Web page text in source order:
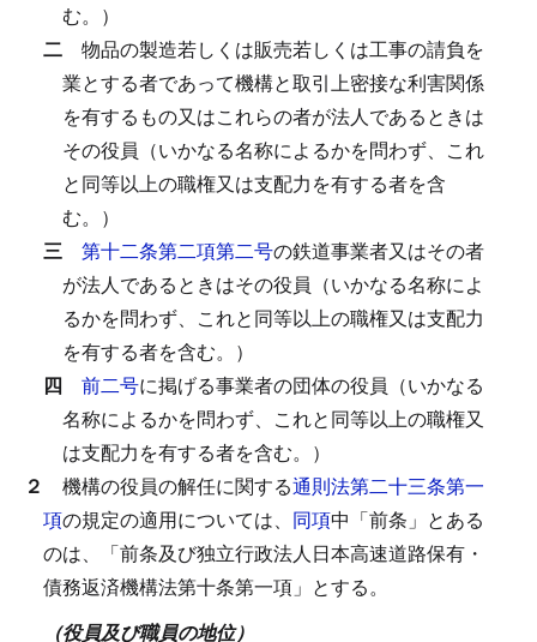
む。）
二 物品の製造若しくは販売若しくは工事の請負を
業とする者であって機構と取引上密接な利害関係
を有するもの又はこれらの者が法人であるときは
その役員（いかなる名称によるかを問わず、これ
と同等以上の職権又は支配力を有する者を含
む。）
三 第十二条第二項第二号の鉄道事業者又はその者
が法人であるときはその役員（いかなる名称によ
るかを問わず、これと同等以上の職権又は支配力
を有する者を含む。）
四 前二号に掲げる事業者の団体の役員（いかなる
名称によるかを問わず、これと同等以上の職権又
は支配力を有する者を含む。）
２ 機構の役員の解任に関する通則法第二十三条第一
項の規定の適用については、 同項中「前条」とある
のは、「前条及び独立行政法人日本高速道路保有・
債務返済機構法第十条第一項」とする。
（役員及び職員の地位）